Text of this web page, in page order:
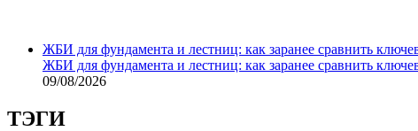
ЖБИ для фундамента и лестниц: как заранее сравнить
ЖБИ для фундамента и лестниц: как заранее сравнить
09/08/2026
ТЭГИ